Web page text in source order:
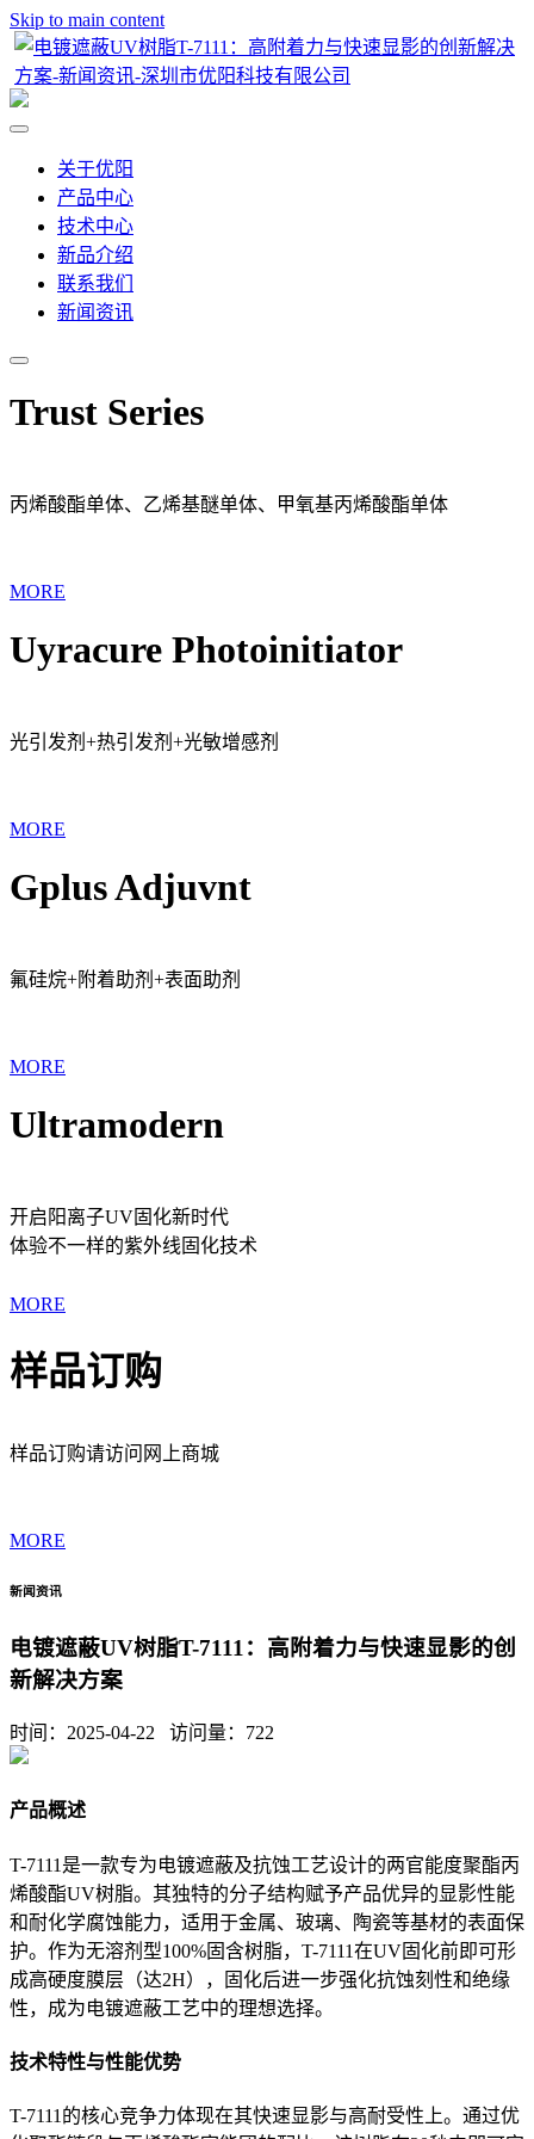
Skip to main content
关于优阳
产品中心
技术中心
新品介绍
联系我们
新闻资讯
Trust Series
丙烯酸酯单体、乙烯基醚单体、甲氧基丙烯酸酯单体
MORE
Uyracure Photoinitiator
光引发剂+热引发剂+光敏增感剂
MORE
Gplus Adjuvnt
氟硅烷+附着助剂+表面助剂
MORE
Ultramodern
开启阳离子UV固化新时代
体验不一样的紫外线固化技术
MORE
样品订购
样品订购请访问网上商城
MORE
新闻资讯
电镀遮蔽UV树脂T-7111：高附着力与快速显影的创
新解决方案
时间：2025-04-22 访问量： 722
产品概述
T-7111是一款专为电镀遮蔽及抗蚀工艺设计的两官能度聚酯丙
烯酸酯UV树脂。其独特的分子结构赋予产品优异的显影性能
和耐化学腐蚀能力，适用于金属、玻璃、陶瓷等基材的表面保
护。作为无溶剂型100%固含树脂，T-7111在UV固化前即可形
成高硬度膜层（达2H），固化后进一步强化抗蚀刻性和绝缘
性，成为电镀遮蔽工艺中的理想选择。
技术特性与性能优势
T-7111的核心竞争力体现在其快速显影与高耐受性上。通过优